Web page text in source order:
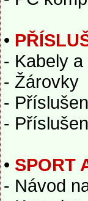
•
- Kabely
- Žárovky
-
-
• SPORT
- Návod